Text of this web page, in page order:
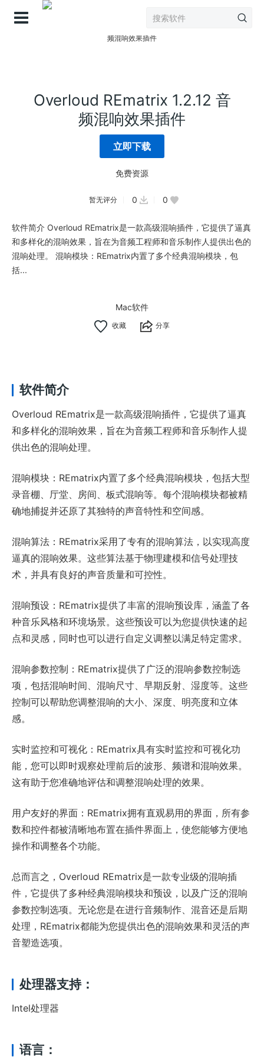
Overloud REmatrix 1.2.12 音
频混响效果插件
立即下载
免费资源
暂无评分 0 0
软件简介 Overloud REmatrix是一款高级混响插件，它提供了逼真
和多样化的混响效果，旨在为音频工程师和音乐制作人提供出色的
混响处理。 混响模块：REmatrix内置了多个经典混响模块，包
括...
Mac软件
分享
软件简介
Overloud REmatrix是一款高级混响插件，它提供了逼真
和多样化的混响效果，旨在为音频工程师和音乐制作人提
供出色的混响处理。
混响模块：REmatrix内置了多个经典混响模块，包括大型
录音棚、厅堂、房间、板式混响等。每个混响模块都被精
确地捕捉并还原了其独特的声音特性和空间感。
混响算法：REmatrix采用了专有的混响算法，以实现高度
逼真的混响效果。这些算法基于物理建模和信号处理技
术，并具有良好的声音质量和可控性。
混响预设：REmatrix提供了丰富的混响预设库，涵盖了各
种音乐风格和环境场景。这些预设可以为您提供快速的起
点和灵感，同时也可以进行自定义调整以满足特定需求。
混响参数控制：REmatrix提供了广泛的混响参数控制选
项，包括混响时间、混响尺寸、早期反射、湿度等。这些
控制可以帮助您调整混响的大小、深度、明亮度和立体
感。
实时监控和可视化：REmatrix具有实时监控和可视化功
能，您可以即时观察处理前后的波形、频谱和混响效果。
这有助于您准确地评估和调整混响处理的效果。
用户友好的界面：REmatrix拥有直观易用的界面，所有参
数和控件都被清晰地布置在插件界面上，使您能够方便地
操作和调整各个功能。
总而言之，Overloud REmatrix是一款专业级的混响插
件，它提供了多种经典混响模块和预设，以及广泛的混响
参数控制选项。无论您是在进行音频制作、混音还是后期
处理，REmatrix都能为您提供出色的混响效果和灵活的声
音塑造选项。
处理器支持：
Intel处理器
语言：